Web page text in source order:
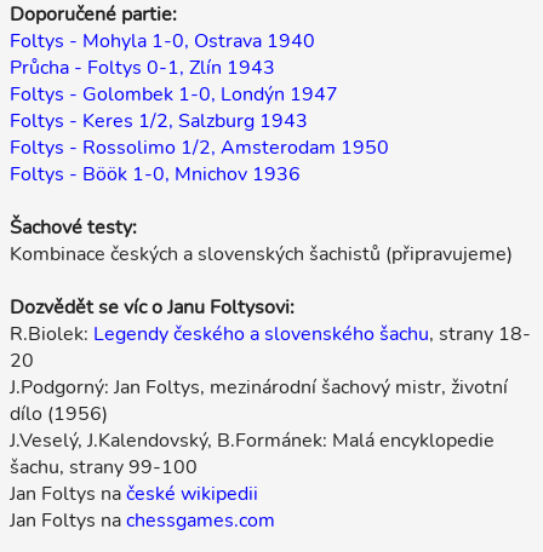
Doporučené partie:
Foltys - Mohyla 1-0, Ostrava 1940
Průcha - Foltys 0-1, Zlín 1943
Foltys - Golombek 1-0, Londýn 1947
Foltys - Keres 1/2, Salzburg 1943
Foltys - Rossolimo 1/2, Amsterodam 1950
Foltys - Böök 1-0, Mnichov 1936
Šachové testy:
Kombinace českých a slovenských šachistů (připravujeme)
Dozvědět se víc o Janu Foltysovi:
R.Biolek: Legendy českého a slovenského šachu, strany 18-
20
J.Podgorný: Jan Foltys, mezinárodní šachový mistr, životní
dílo (1956)
J.Veselý, J.Kalendovský, B.Formánek: Malá encyklopedie
šachu, strany 99-100
Jan Foltys načeské wikipedii
Jan Foltys nachessgames.com